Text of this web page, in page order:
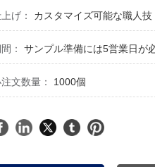
げ： カスタマイズ可能な職人技
： サンプル準備には5営業日が
文数量： 1000個